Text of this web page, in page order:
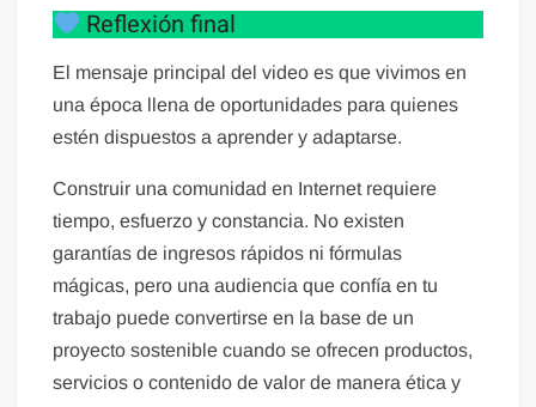
Reflexión final
El mensaje principal del video es que vivimos en
una época llena de oportunidades para quienes
estén dispuestos a aprender y adaptarse.
Construir una comunidad en Internet requiere
tiempo, esfuerzo y constancia. No existen
garantías de ingresos rápidos ni fórmulas
mágicas, pero una audiencia que confía en tu
trabajo puede convertirse en la base de un
proyecto sostenible cuando se ofrecen productos,
servicios o contenido de valor de manera ética y